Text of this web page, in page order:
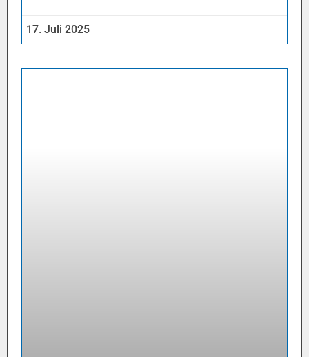
17. Juli 2025